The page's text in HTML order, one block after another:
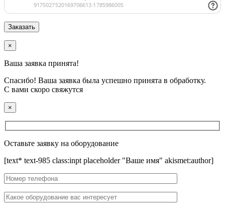
×
Ваша заявка принята!
Спасибо! Ваша заявка была успешно принята в обработку.
С вами скоро свяжутся
×
Оставьте заявку на оборудование
[text* text-985 class:inpt placeholder "Ваше имя" akismet:author]